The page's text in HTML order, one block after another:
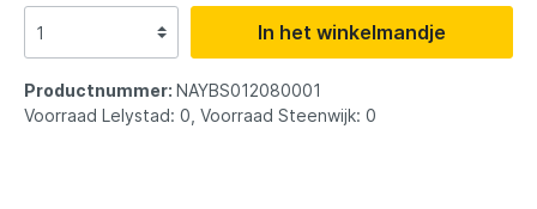
In het winkelmandje
Productnummer: NAYBS012080001
Voorraad Lelystad: 0, Voorraad Steenwijk: 0